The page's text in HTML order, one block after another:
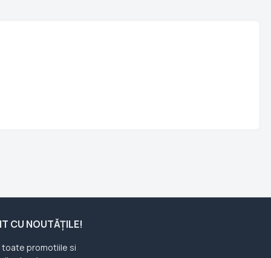
CU NOUTĂȚILE!
toate promotiile si